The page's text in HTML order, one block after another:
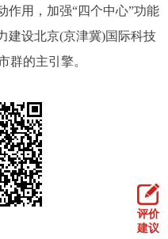
投资项目
咨询
作用，加强“四个中心”功能
建设北京(京津冀)国际科技
群的主引擎。
评价
建议